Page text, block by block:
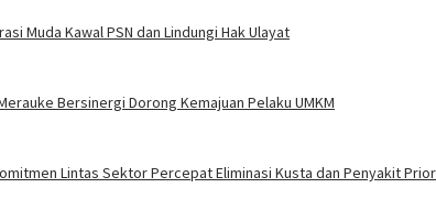
Muda Kawal PSN dan Lindungi Hak Ulayat
Bersinergi Dorong Kemajuan Pelaku UMKM
Lintas Sektor Percepat Eliminasi Kusta dan Penyakit